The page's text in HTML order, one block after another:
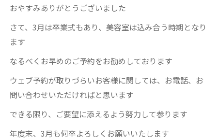
おやすみありがとうございました
さて、3月は卒業式もあり、美容室は込み合う時期となり
ます
なるべくお早めのご予約をお勧めしております
ウェブ予約が取りづらいお客様に関しては、お電話、お
問い合わせいただければと思います
できる限り、ご要望に添えるよう努力して参ります
年度末、3月も何卒よろしくお願いいたします